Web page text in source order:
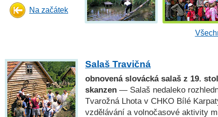
Na začátek
Salaš Travičná
obnovená slovácká salaš z 19.
skanzen — Salaš nedaleko
Tvarožná Lhota v CHKO Bílé
vzdělávání a volnočasové aktivity